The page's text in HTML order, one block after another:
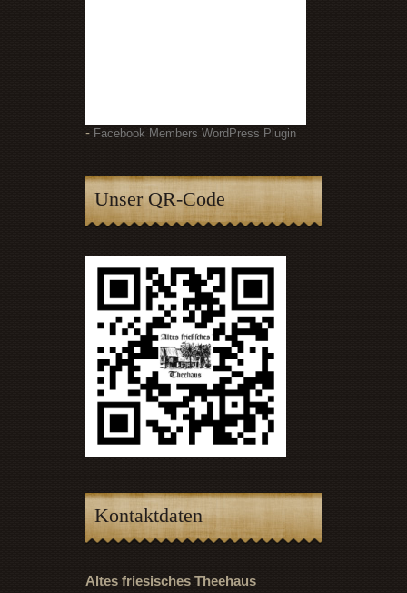
- Facebook Members WordPress Plugin
Unser QR-Code
Kontaktdaten
Altes friesisches Theehaus